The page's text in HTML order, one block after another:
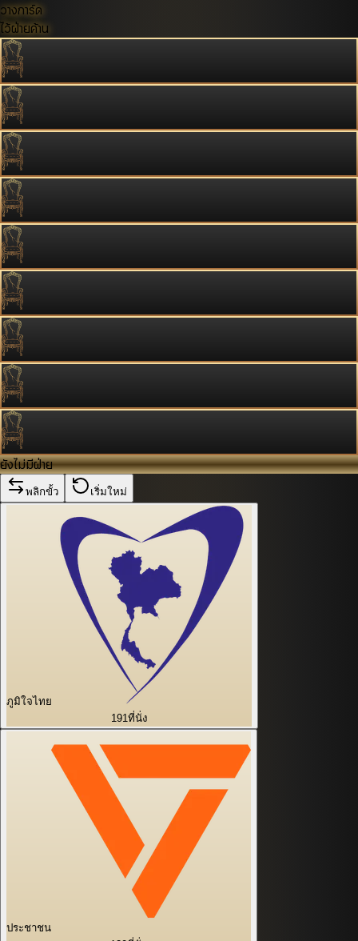
วางการ์ด
ไว้ฝ่ายค้าน
ยังไม่มีฝ่าย
พลิกขั้ว เริ่มใหม่
ภูมิใจไทย
191ที่นั่ง
ประชาชน